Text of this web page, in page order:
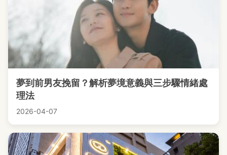
夢到前男友挽留？解析夢境意義與三步驟情緒處
理法
2026-04-07